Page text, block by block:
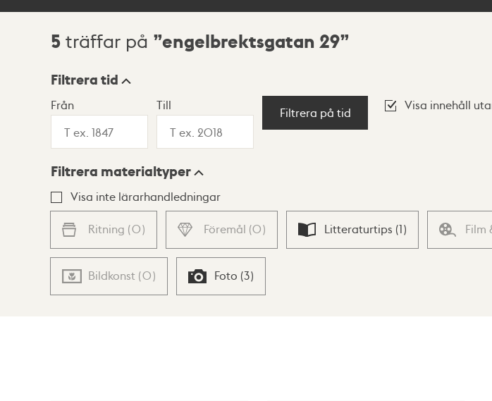
Sökresultat
5 träffar på engelbrektsgatan 29
Visningsläge
Lista Karta
Filtrera tid
Från Till
Filtrera på tid
Visa innehåll
Filtrera materialtyper
Visa inte lärarhandledningar
Ritning (0) Föremål (0) Litteraturtips (1) Film
Bildkonst (0) Foto (3)